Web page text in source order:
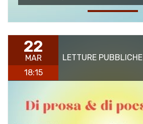
22
MAR
18:15
LETTURE PUBBLICHE